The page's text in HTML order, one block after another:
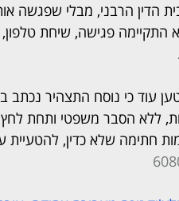
הדין הרבני, מבלי שפגשה
התקיימה פגישה, שיחת טלפון,
עוד כי נוסח התצהיר
ללא הסבר משפטי ותחת
חתימה שלא כדין, להטעיית